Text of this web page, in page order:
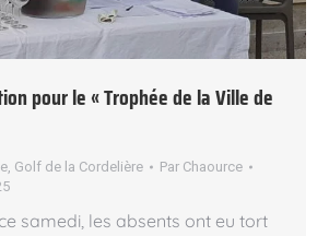
pour le « Trophée de la Ville de
, Golf de la Cordelière Par Chaource
samedi, les absents ont eu tort